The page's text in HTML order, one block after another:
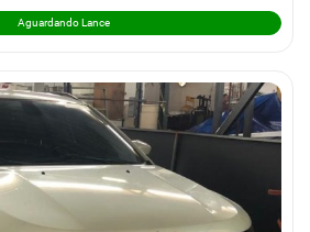
Aguardando Lance